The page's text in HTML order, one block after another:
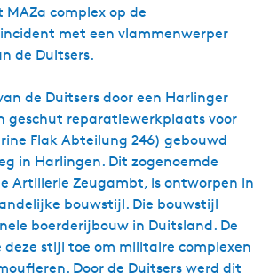
complex op de
met een vlammenwerper
de Duitsers.
de Duitsers door een Harlinger
geschut reparatiewerkplaats voor
Flak Abteilung 246) gebouwd
in Harlingen. Dit zogenoemde
Artillerie Zeugambt, is ontworpen in
bouwstijl. Die bouwstijl
boerderijbouw in Duitsland. De
stijl toe om militaire complexen
Door de Duitsers werd dit